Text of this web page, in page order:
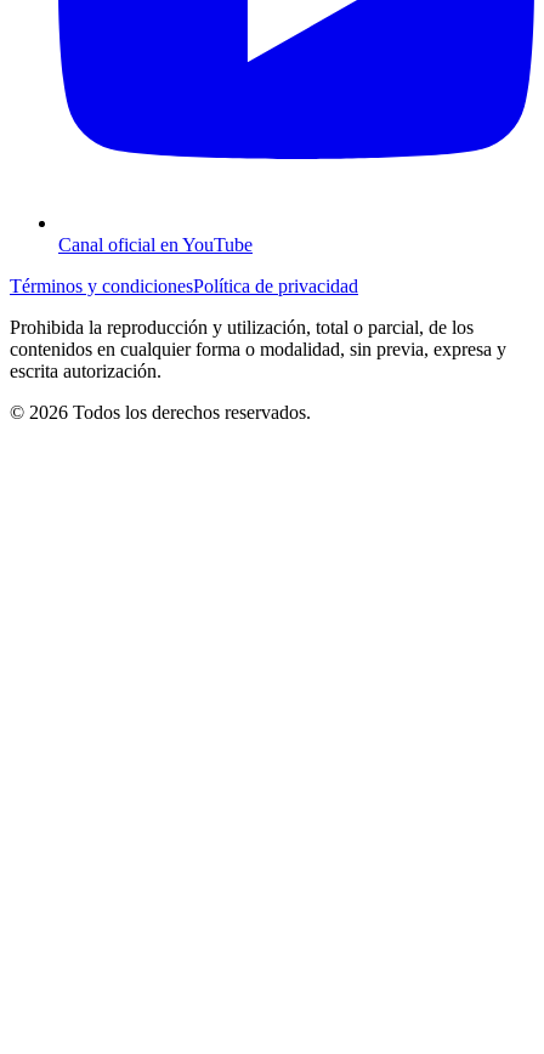
Canal oficial en YouTube
Términos y condicionesPolítica de privacidad
Prohibida la reproducción y utilización, total o parcial, de los
contenidos en cualquier forma o modalidad, sin previa, expresa y
escrita autorización.
© 2026 Todos los derechos reservados.